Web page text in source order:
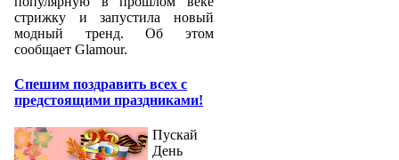
стрижку и запустила новый
модный тренд. Об этом
сообщает Glamour.
Спешим поздравить всех с
предстоящими праздниками!
Пускай
День